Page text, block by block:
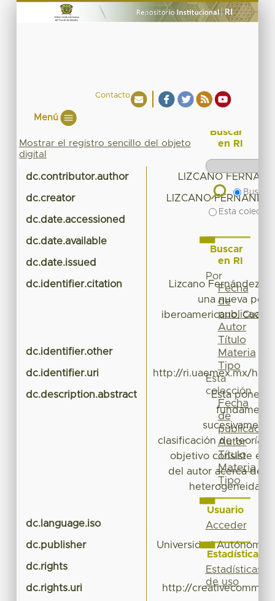
Contacto
Menú
Mostrar el registro sencillo del objeto
digital
dc.contributor.author LIZCANO
dc.creator LIZCANO
dc.date.accessioned
dc.date.available
dc.date.issued
dc.identifier.citation
Lizcano Fernández,
una nueva
iberoamericano,
dc.identifier.other
dc.identifier.uri http://ri.uaemex.mx/
dc.description.abstract
Esta
clasificación de teorías
objetivo consiste en
del autor acerca del
heterogeneidad
dc.language.iso
dc.publisher Universidad Autónoma
dc.rights
dc.rights.uri http://
Buscar
en RI
Buscar
Esta
Buscar
en RI
Por
Fecha
de
publicación
Autor
Título
Materia
Tipo
Esta
colección
Fecha
de
publicación
Autor
Título
Materia
Tipo
Usuario
Acceder
Estadísticas
Estadísticas
de uso